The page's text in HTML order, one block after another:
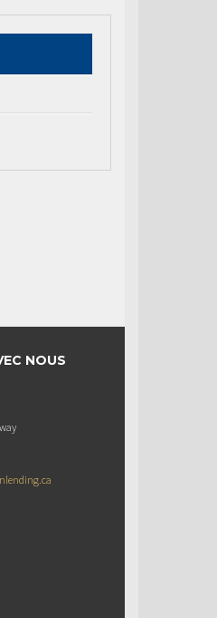
NOUS